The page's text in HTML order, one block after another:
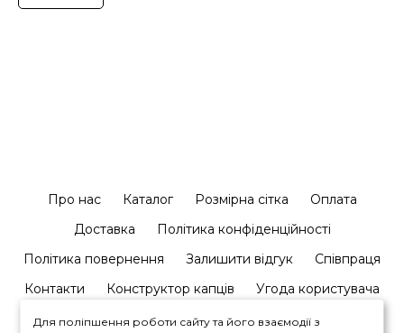
Про нас Каталог Розмірна сітка
Оплата
Доставка
Політика конфіденційності
Політика повернення
Залишити відгук
Співпраця
Контакти
Конструктор капців Угода користувача
Для поліпшення роботи сайту та його взаємодії з